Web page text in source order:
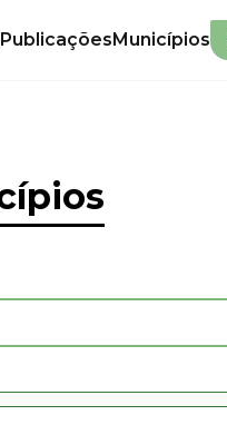
PublicaçõesMunicípios